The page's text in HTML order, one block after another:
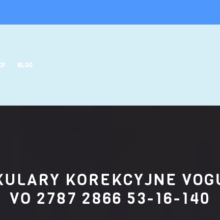
BLOG
KOREKCYJNE
VO 2787 2866 53-16-140